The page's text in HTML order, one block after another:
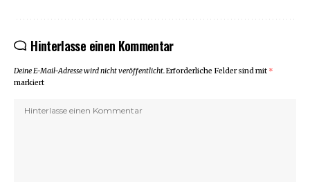
Hinterlasse einen Kommentar
Deine E-Mail-Adresse wird nicht veröffentlicht.Erforderliche Felder sind mit *
markiert